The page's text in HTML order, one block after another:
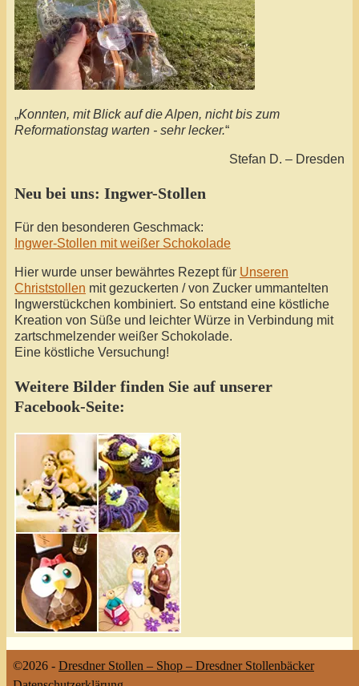
„Konnten, mit Blick auf die Alpen, nicht bis zum
Reformationstag warten - sehr lecker.“
Stefan D. – Dresden
Neu bei uns: Ingwer-Stollen
Für den besonderen Geschmack:
Ingwer-Stollen mit weißer Schokolade
Hier wurde unser bewährtes Rezept für Unseren
Christstollen mit gezuckerten / von Zucker ummantelten
Ingwerstückchen kombiniert. So entstand eine köstliche
Kreation von Süße und leichter Würze in Verbindung mit
zartschmelzender weißer Schokolade.
Eine köstliche Versuchung!
Weitere Bilder finden Sie auf unserer
Facebook-Seite:
©2026 - Dresdner Stollen – Shop – Dresdner Stollenbäcker